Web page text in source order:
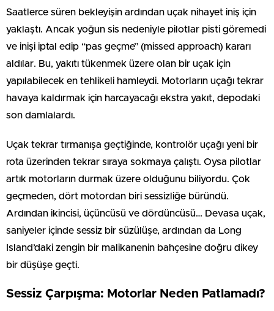
Saatlerce süren bekleyişin ardından uçak nihayet iniş için
yaklaştı. Ancak yoğun sis nedeniyle pilotlar pisti göremedi
ve inişi iptal edip “pas geçme” (missed approach) kararı
aldılar. Bu, yakıtı tükenmek üzere olan bir uçak için
yapılabilecek en tehlikeli hamleydi. Motorların uçağı tekrar
havaya kaldırmak için harcayacağı ekstra yakıt, depodaki
son damlalardı.
Uçak tekrar tırmanışa geçtiğinde, kontrolör uçağı yeni bir
rota üzerinden tekrar sıraya sokmaya çalıştı. Oysa pilotlar
artık motorların durmak üzere olduğunu biliyordu. Çok
geçmeden, dört motordan biri sessizliğe büründü.
Ardından ikincisi, üçüncüsü ve dördüncüsü… Devasa uçak,
saniyeler içinde sessiz bir süzülüşe, ardından da Long
Island’daki zengin bir malikanenin bahçesine doğru dikey
bir düşüşe geçti.
Sessiz Çarpışma: Motorlar Neden Patlamadı?